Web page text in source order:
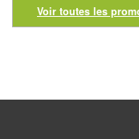
Joueurs
Coopératif
Voir toutes les